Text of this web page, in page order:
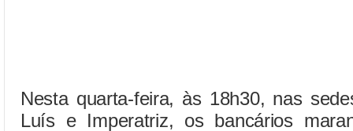
Nesta quarta-feira, às 18h30, nas
Luís e Imperatriz, os bancários